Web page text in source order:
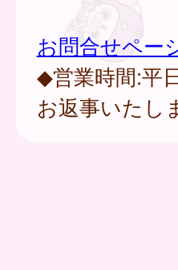
お問合せペー
◆営業時間:平
お返事いたし